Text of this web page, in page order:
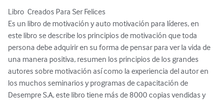
Libro  Creados Para Ser Felices
Es un libro de motivación y auto motivación para líderes, en
este libro se describe los principios de motivación que toda
persona debe adquirir en su forma de pensar para ver la vida de
una manera positiva, resumen los principios de los grandes
autores sobre motivación así como la experiencia del autor en
los muchos seminarios y programas de capacitación de
Desempre S.A, este libro tiene más de 8000 copias vendidas y